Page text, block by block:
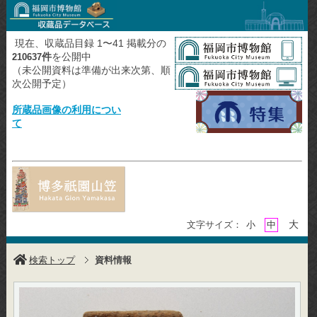
現在、収蔵品目録 1〜41 掲載分の
210637件を公開中
（未公開資料は準備が出来次第、順
次公開予定）
所蔵品画像の利用につい
て
文字サイズ： 小 中 大
検索トップ 資料情報